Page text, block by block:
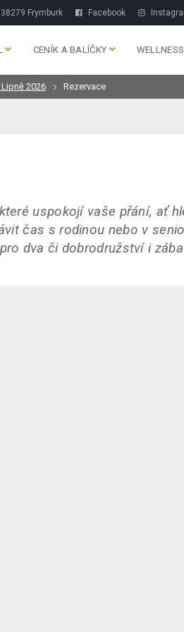
Frymburk Facebook
CENÍK A BALÍČKY WELLNESS
2026 Rezervace
uspokojí vaše přání, ať
čas s rodinou nebo v
dva či dobrodružství i